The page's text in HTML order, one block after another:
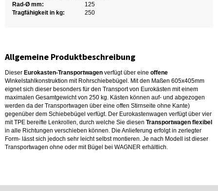
Rad-Ø mm:
125
Tragfähigkeit in kg:
250
Allgemeine Produktbeschreibung
Dieser Eurokasten-Transportwagen verfügt über eine offene
Winkelstahlkonstruktion mit Rohrschiebebügel. Mit den Maßen 605x405mm
eignet sich dieser besonders für den Transport von Eurokästen mit einem
maximalen Gesamtgewicht von 250 kg. Kästen können auf- und abgezogen
werden da der Transportwagen über eine offen Stirnseite ohne Kante)
gegenüber dem Schiebebügel verfügt. Der Eurokastenwagen verfügt über vier
mit TPE bereifte Lenkrollen, durch welche Sie diesen Transportwagen flexibel
in alle Richtungen verschieben können. Die Anlieferung erfolgt in zerlegter
Form- lässt sich jedoch sehr leicht selbst montieren. Je nach Modell ist dieser
Transportwagen ohne oder mit Bügel bei WAGNER erhältlich.